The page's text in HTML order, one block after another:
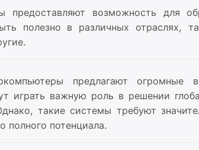
предоставляют возможность для
полезно в различных отраслях,
предлагают огромные
играть важную роль в решении
такие системы требуют
полного потенциала.